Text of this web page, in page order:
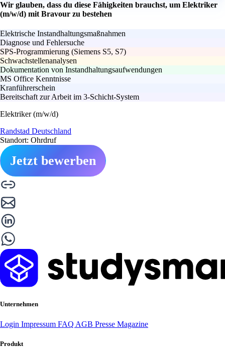
Wir glauben, dass du diese Fähigkeiten brauchst, um Elektriker
(m/w/d) mit Bravour zu bestehen
Elektrische Instandhaltungsmaßnahmen
Diagnose und Fehlersuche
SPS-Programmierung (Siemens S5, S7)
Schwachstellenanalysen
Dokumentation von Instandhaltungsaufwendungen
MS Office Kenntnisse
Kranführerschein
Bereitschaft zur Arbeit im 3-Schicht-System
Elektriker (m/w/d)
Randstad Deutschland
Standort: Ohrdruf
Jetzt bewerben
Unternehmen
Login Impressum FAQ AGB Presse Magazine
Produkt